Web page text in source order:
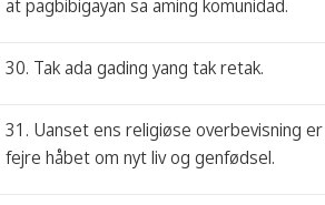
at pagbibigayan sa aming komunidad.
30. Tak ada gading yang tak retak.
31. Uanset ens religiøse overbevisning
fejre håbet om nyt liv og genfødsel.